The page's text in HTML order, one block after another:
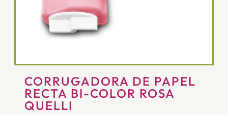
CORRUGADORA DE PAPEL
RECTA BI-COLOR ROSA
QUELLI